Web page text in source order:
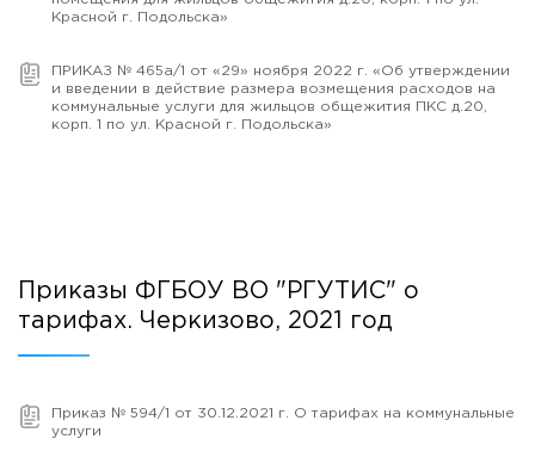
Красной г. Подольска»
ПРИКАЗ № 465а/1 от «29» ноября 2022 г. «Об утверждении
и введении в действие размера возмещения расходов на
коммунальные услуги для жильцов общежития ПКС д.20,
корп. 1 по ул. Красной г. Подольска»
Приказы ФГБОУ ВО "РГУТИС" о
тарифах. Черкизово, 2021 год
Приказ № 594/1 от 30.12.2021 г. О тарифах на коммунальные
услуги